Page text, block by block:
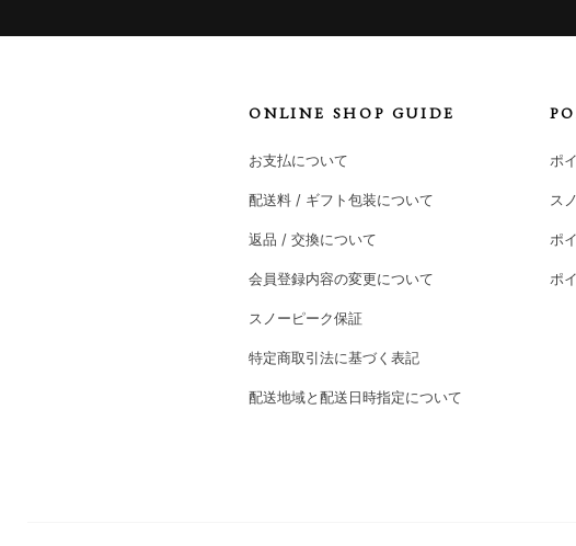
ONLINE SHOP GUIDE
お支払について
配送料 / ギフト包装について
返品 / 交換について
会員登録内容の変更について
スノーピーク保証
特定商取引法に基づく表記
配送地域と配送日時指定について
ポ
ス
ポ
ポ